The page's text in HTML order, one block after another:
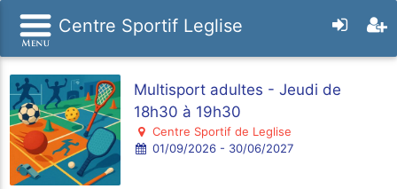
Centre Sportif Leglise
Multisport adultes - Jeudi de
18h30 à 19h30
Centre Sportif de Leglise
01/09/2026 - 30/06/2027